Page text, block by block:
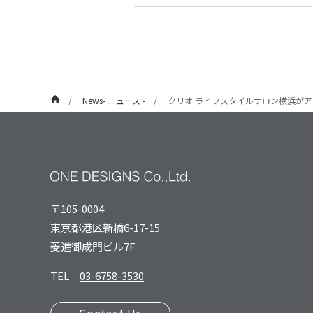
News- ニュース - クリオ ライフスタイルサロン横浜が
〒105-0004
東京都港区新橋6-17-15
菱進御成⾨ビル7F
TEL
03-6758-3530